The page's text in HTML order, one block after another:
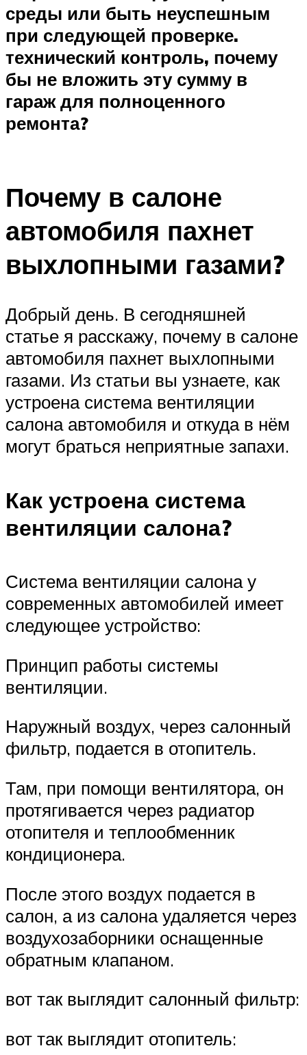
среды или быть неуспешным
при следующей проверке.
технический контроль, почему
бы не вложить эту сумму в
гараж для полноценного
ремонта?
Почему в салоне
автомобиля пахнет
выхлопными газами?
Добрый день. В сегодняшней
статье я расскажу, почему в салоне
автомобиля пахнет выхлопными
газами. Из статьи вы узнаете, как
устроена система вентиляции
салона автомобиля и откуда в нём
могут браться неприятные запахи.
Как устроена система
вентиляции салона?
Система вентиляции салона у
современных автомобилей имеет
следующее устройство:
Принцип работы системы
вентиляции.
Наружный воздух, через салонный
фильтр, подается в отопитель.
Там, при помощи вентилятора, он
протягивается через радиатор
отопителя и теплообменник
кондиционера.
После этого воздух подается в
салон, а из салона удаляется через
воздухозаборники оснащенные
обратным клапаном.
вот так выглядит салонный фильтр:
вот так выглядит отопитель: